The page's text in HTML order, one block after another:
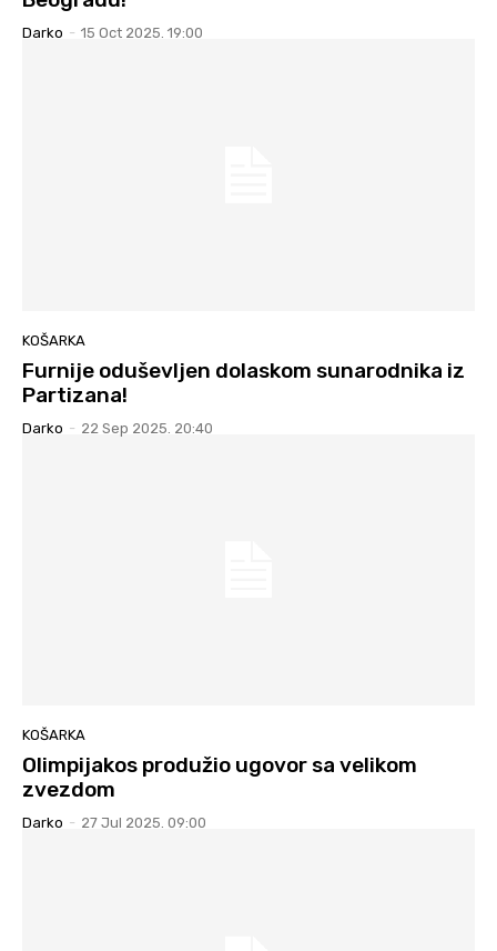
Darko - 15 Oct 2025. 19:00
KOŠARKA
Furnije oduševljen dolaskom sunarodnika iz
Partizana!
Darko - 22 Sep 2025. 20:40
KOŠARKA
Olimpijakos produžio ugovor sa velikom
zvezdom
Darko - 27 Jul 2025. 09:00